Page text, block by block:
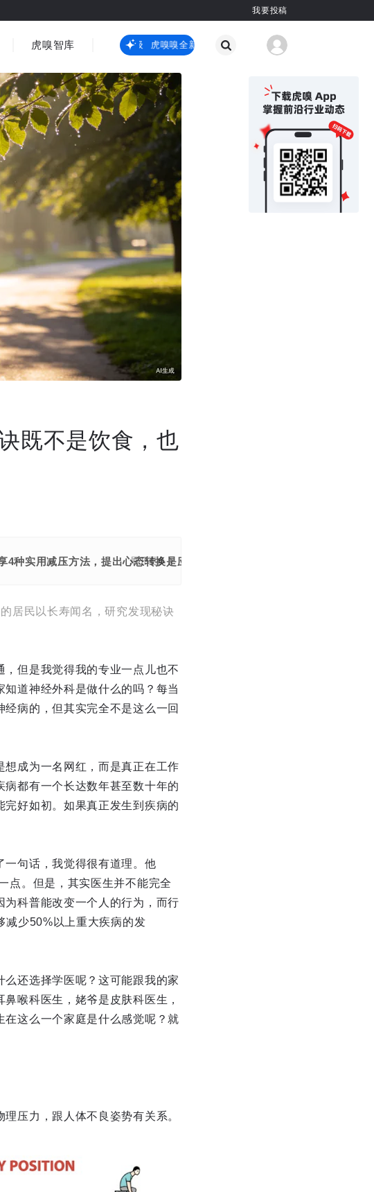
我要投稿
海
国际热点
点 其他
虎嗅智库 虎嗅嗅全新升级 虎嗅嗅全新升级
既不是饮食，也
种实用减压方法，提出心态转换是应对压力的核心，助力健康长寿。
展开更多
居民以长寿闻名，研究发现秘诀
但是我觉得我的专业一点儿也不
道神经外科是做什么的吗？每当
病的，但其实完全不是这么一回
成为一名网红，而是真正在工作
都有一个长达数年甚至数十年的
好如初。如果真正发生到疾病的
一句话，我觉得很有道理。他
点。但是，其实医生并不能完全
科普能改变一个人的行为，而行
减少50%以上重大疾病的发
还选择学医呢？这可能跟我的家
喉科医生，姥爷是皮肤科医生，
这么一个家庭是什么感觉呢？就
压力，跟人体不良姿势有关系。